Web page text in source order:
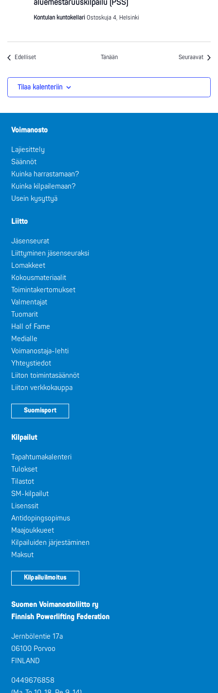
aluemestaruuskilpailu (PSS)
Kontulan kuntokellari Ostoskuja 4, Helsinki
EdellisetTapahtumat Tänään Seuraavat
Tilaa kalenteriin
Voimanosto
Lajiesittely
Säännöt
Kuinka harrastamaan?
Kuinka kilpailemaan?
Usein kysyttyä
Liitto
Jäsenseurat
Liittyminen jäsenseuraksi
Lomakkeet
Kokousmateriaalit
Toimintakertomukset
Valmentajat
Tuomarit
Hall of Fame
Medialle
Voimanostaja-lehti
Yhteystiedot
Liiton toimintasäännöt
Liiton verkkokauppa
Suomisport
Kilpailut
Tapahtumakalenteri
Tulokset
Tilastot
SM-kilpailut
Lisenssit
Antidopingsopimus
Maajoukkueet
Kilpailuiden järjestäminen
Maksut
Kilpailuilmoitus
Suomen Voimanostoliitto ry
Finnish Powerlifting Federation
Jernbölentie 17a
06100 Porvoo
FINLAND
0449676858